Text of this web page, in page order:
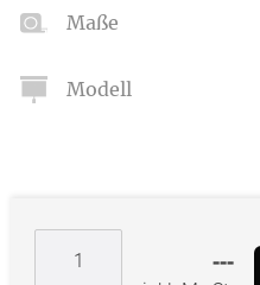
Maße
Modell
---